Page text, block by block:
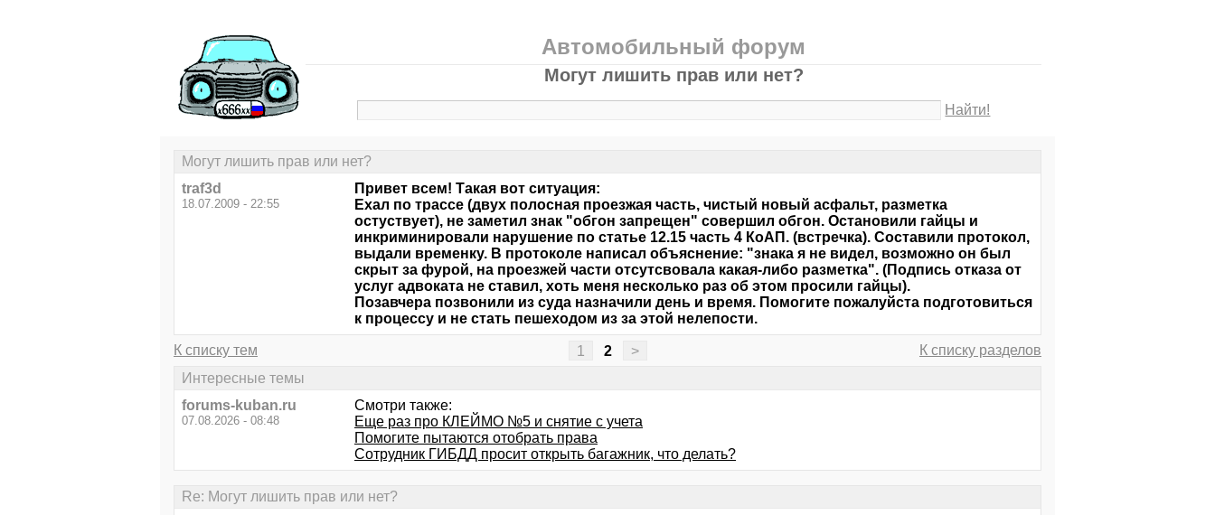
Автомобильный форум
Могут лишить прав или нет?
Найти!
Могут лишить прав или нет?
traf3d
18.07.2009 - 22:55
Привет всем! Такая вот ситуация:
Ехал по трассе (двух полосная проезжая часть, чистый новый асфальт, разметка
остуствует), не заметил знак "обгон запрещен" совершил обгон. Остановили гайцы и
инкриминировали нарушение по статье 12.15 часть 4 КоАП. (встречка). Составили протокол,
выдали временку. В протоколе написал объяснение: "знака я не видел, возможно он был
скрыт за фурой, на проезжей части отсутсвовала какая-либо разметка". (Подпись отказа от
услуг адвоката не ставил, хоть меня несколько раз об этом просили гайцы).
Позавчера позвонили из суда назначили день и время. Помогите пожалуйста подготовиться
к процессу и не стать пешеходом из за этой нелепости.
К списку тем 1 2 >
К списку разделов
Интересные темы
forums-kuban.ru
07.08.2026 - 08:48
Смотри также:
Еще раз про КЛЕЙМО №5 и снятие с учета
Помогите пытаются отобрать права
Сотрудник ГИБДД просит открыть багажник, что делать?
Re: Могут лишить прав или нет?